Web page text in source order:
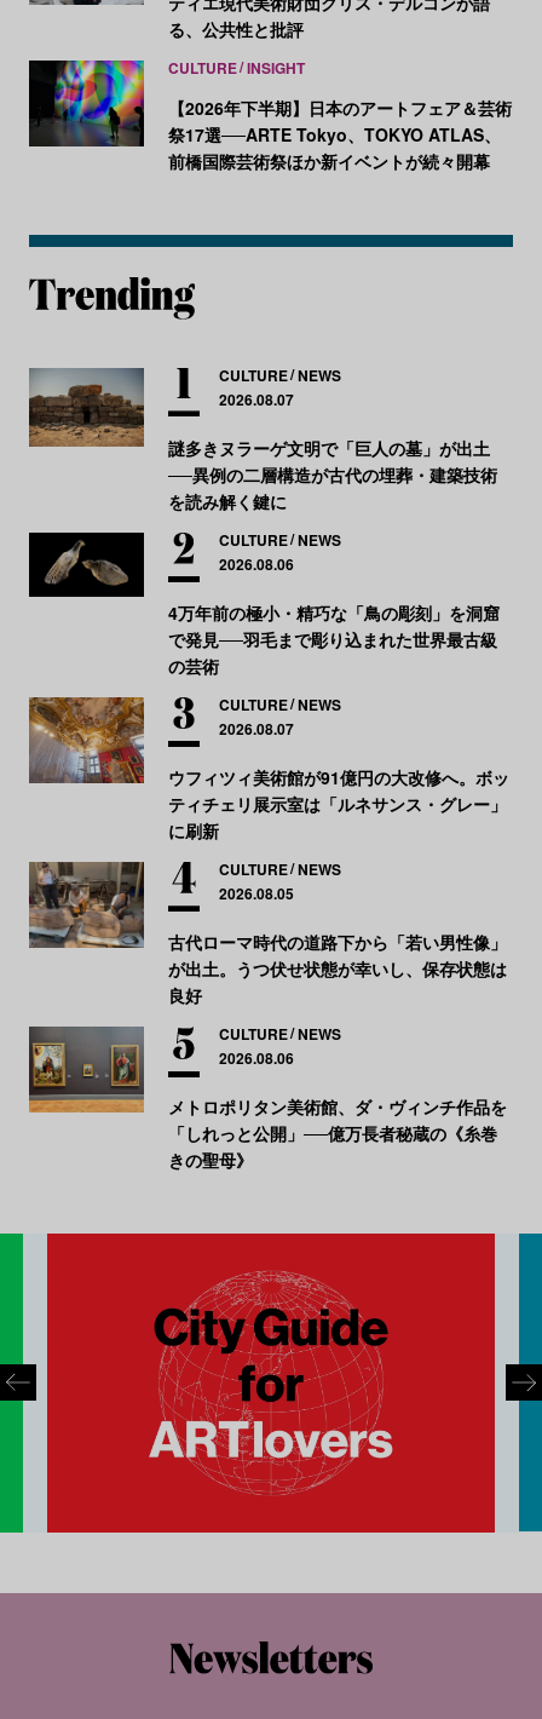
る、公共性と批評
CULTURE INSIGHT
【2026年下半期】日本のアートフェア＆芸術
祭17選──ARTE Tokyo、TOKYO ATLAS、
前橋国際芸術祭ほか新イベントが続々開幕
CULTURE NEWS
2026.08.07
謎多きヌラーゲ文明で「巨人の墓」が出土
──異例の二層構造が古代の埋葬・建築技術
を読み解く鍵に
CULTURE NEWS
2026.08.06
4万年前の極小・精巧な「鳥の彫刻」を洞窟
で発見──羽毛まで彫り込まれた世界最古級
の芸術
CULTURE NEWS
2026.08.07
ウフィツィ美術館が91億円の大改修へ。ボッ
ティチェリ展示室は「ルネサンス・グレー」
に刷新
CULTURE NEWS
2026.08.05
古代ローマ時代の道路下から「若い男性像」
が出土。うつ伏せ状態が幸いし、保存状態は
良好
CULTURE NEWS
2026.08.06
メトロポリタン美術館、ダ・ヴィンチ作品を
「しれっと公開」──億万長者秘蔵の《糸巻
きの聖母》